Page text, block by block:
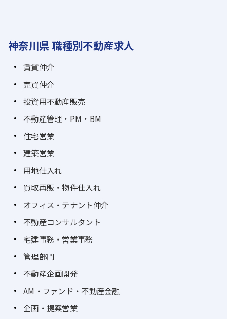
神奈川県 職種別不動産求人
賃貸仲介
売買仲介
投資用不動産販売
不動産管理・PM・BM
住宅営業
建築営業
用地仕入れ
買取再販・物件仕入れ
オフィス・テナント仲介
不動産コンサルタント
宅建事務・営業事務
管理部門
不動産企画開発
AM・ファンド・不動産金融
企画・提案営業